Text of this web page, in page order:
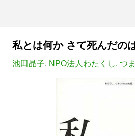
私とは何か さて死んだの
池田晶子, NPO法人わたくし, つ